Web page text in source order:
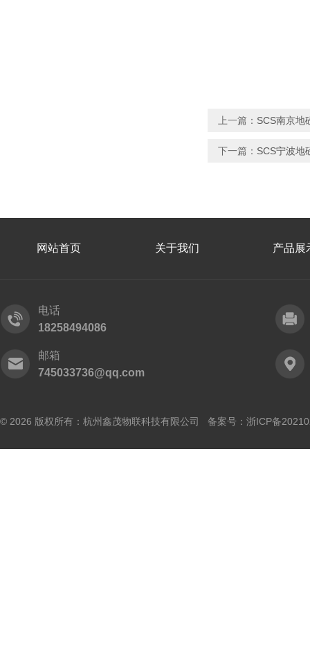
上一篇： SCS南京地
下一篇： SCS宁波地
网站首页 关于我们 产品展
电话
18258494086
邮箱
745033736@qq.com
© 2026 版权所有：杭州鑫茂物联科技有限公司 备案号： 浙ICP备